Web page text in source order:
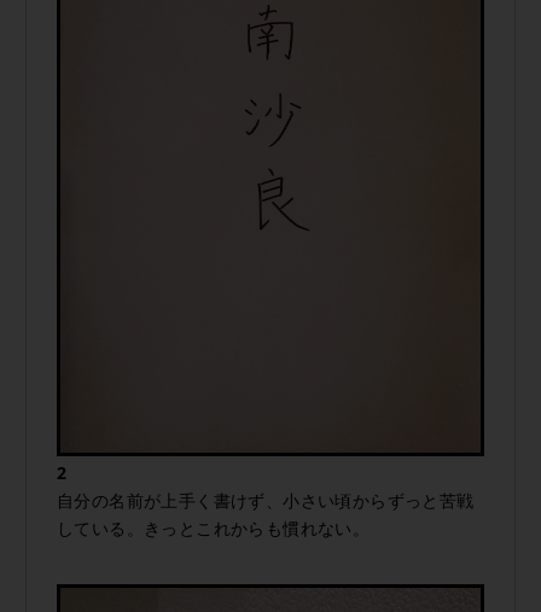
2
自分の名前が上手く書けず、小さい頃からずっと苦戦
している。きっとこれからも慣れない。